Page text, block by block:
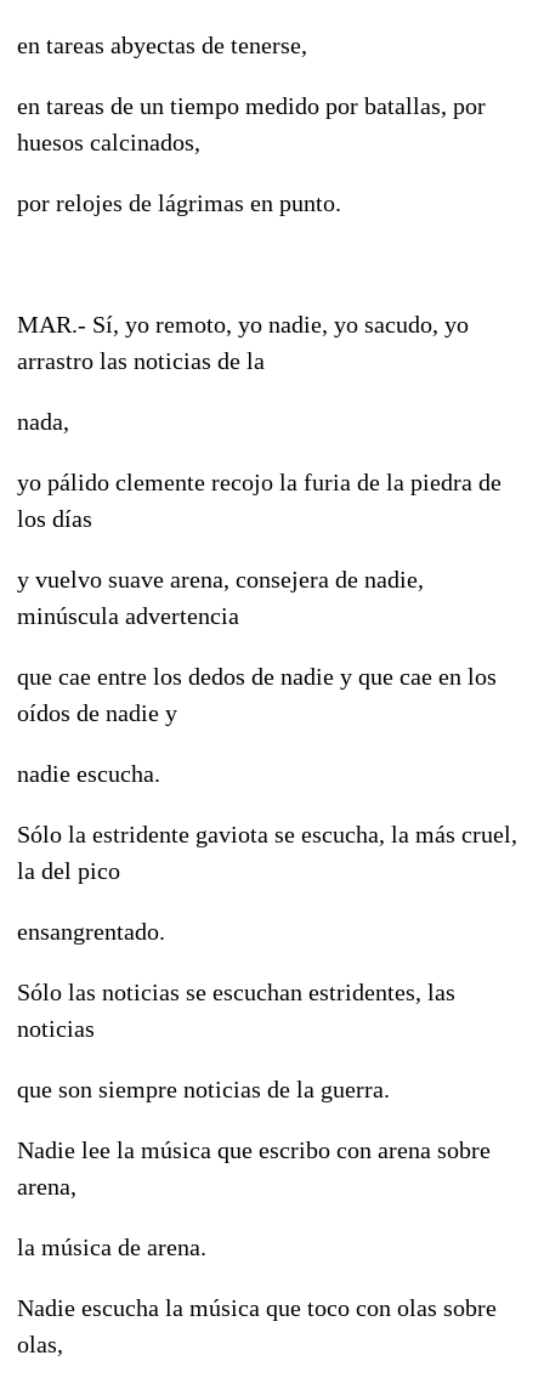
en tareas abyectas de tenerse,
en tareas de un tiempo medido por batallas, por
huesos calcinados,
por relojes de lágrimas en punto.
MAR.- Sí, yo remoto, yo nadie, yo sacudo, yo
arrastro las noticias de la
nada,
yo pálido clemente recojo la furia de la piedra de
los días
y vuelvo suave arena, consejera de nadie,
minúscula advertencia
que cae entre los dedos de nadie y que cae en los
oídos de nadie y
nadie escucha.
Sólo la estridente gaviota se escucha, la más cruel,
la del pico
ensangrentado.
Sólo las noticias se escuchan estridentes, las
noticias
que son siempre noticias de la guerra.
Nadie lee la música que escribo con arena sobre
arena,
la música de arena.
Nadie escucha la música que toco con olas sobre
olas,